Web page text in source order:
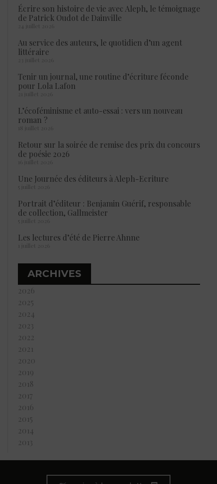
Écrire son histoire de vie avec Aleph, le témoignage
de Patrick Oudot de Dainville
24 juillet 2026
Au service des auteurs, le quotidien d’un agent
littéraire
23 juillet 2026
Tenir un journal, une routine d’écriture féconde
pour Lola Lafon
21 juillet 2026
L’écoféminisme et auto-essai : vers un nouveau
roman ?
18 juillet 2026
Retour sur la soirée de remise des prix du concours
de poésie 2026
16 juillet 2026
Une Journée des éditeurs à Aleph-Ecriture
5 juillet 2026
Portrait d’éditeur : Benjamin Guérif, responsable
de collection, Gallmeister
5 juillet 2026
Les lectures d’été de Pierre Ahnne
1 juillet 2026
ARCHIVES
2026
2025
2024
2023
2022
2021
2020
2019
2018
2017
2016
2015
2014
2013